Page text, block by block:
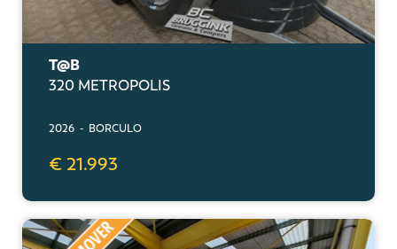
T@B
320 METROPOLIS
2026 - BORCULO
€ 21.993